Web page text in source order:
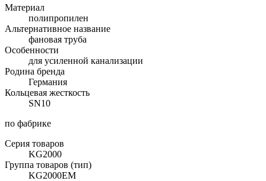
Материал
полипропилен
Альтернативное название
фановая труба
Особенности
для усиленной канализации
Родина бренда
Германия
Кольцевая жесткость
SN10
по фабрике
Серия товаров
KG2000
Группа товаров (тип)
KG2000EM